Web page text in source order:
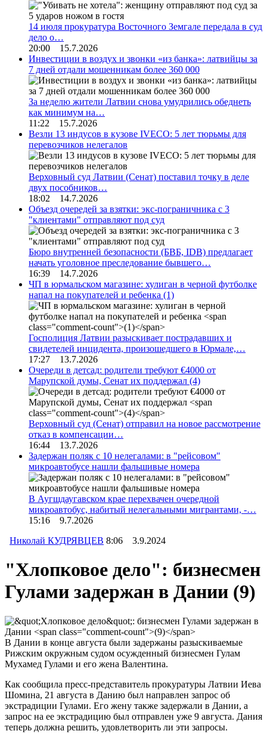
14 июля прокуратура Восточного Земгале передала в суд
дело о…
20:00 15.7.2026
Инвестиции в воздух и звонки «из банка»: латвийцы за
7 дней отдали мошенникам более 360 000
За неделю жители Латвии снова умудрились обеднеть
как минимум на…
11:22 15.7.2026
Везли 13 индусов в кузове IVECO: 5 лет тюрьмы для
перевозчиков нелегалов
Верховный суд Латвии (Сенат) поставил точку в деле
двух пособников…
18:02 14.7.2026
Объезд очередей за взятки: экс-пограничника с 3
"клиентами" отправляют под суд
Бюро внутренней безопасности (БВБ, IDB) предлагает
начать уголовное преследование бывшего…
16:39 14.7.2026
ЧП в юрмальском магазине: хулиган в черной футболке
напал на покупателей и ребенка (1)
Госполиция Латвии разыскивает пострадавших и
свидетелей инцидента, произошедшего в Юрмале,…
17:27 13.7.2026
Очереди в детсад: родители требуют €4000 от
Марупской думы, Сенат их поддержал (4)
Верховный суд (Сенат) отправил на новое рассмотрение
отказ в компенсации…
16:44 13.7.2026
Задержан поляк с 10 нелегалами: в "рейсовом"
микроавтобусе нашли фальшивые номера
В Аугшдаугавском крае перехвачен очередной
микроавтобус, набитый нелегальными мигрантами, -…
15:16 9.7.2026
Николай КУДРЯВЦЕВ 8:06 3.9.2024
"Хлопковое дело": бизнесмен
Гулами задержан в Дании (9)
В Дании в конце августа были задержаны разыскиваемые
Рижским окружным судом осужденный бизнесмен Гулам
Мухамед Гулами и его жена Валентина.
Как сообщила пресс-представитель прокуратуры Латвии Иева
Шомина, 21 августа в Данию был направлен запрос об
экстрадиции Гулами. Его жену также задержали в Дании, а
запрос на ее экстрадицию был отправлен уже 9 августа. Дания
теперь должна решить, удовлетворить ли эти запросы.